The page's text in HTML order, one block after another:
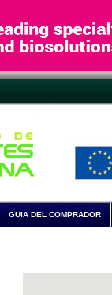
GUIA DEL COMPRADOR